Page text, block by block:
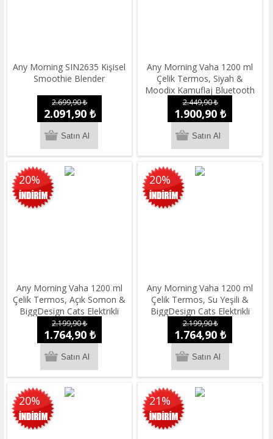
Any Morning SIN2635 Kişisel
Smoothie Blender
2.699,90 ₺
2.091,90 ₺
Any Morning Vaha 1200 ml
Çelik Termos, Siyah &
Moodix Kamuflaj Bluetooth
Hoparlör Seti
2.449,90 ₺
1.900,90 ₺
20%
Any Morning Vaha 1200 ml
Çelik Termos, Açık Somon &
BiggDesign Cats Elektrikli
Sıcak Su Torbası Seti
2.199,90 ₺
1.764,90 ₺
20%
Any Morning Vaha 1200 ml
Çelik Termos, Su Yeşili &
BiggDesign Cats Elektrikli
Sıcak Su Torbası Seti
2.199,90 ₺
1.764,90 ₺
20% 21%